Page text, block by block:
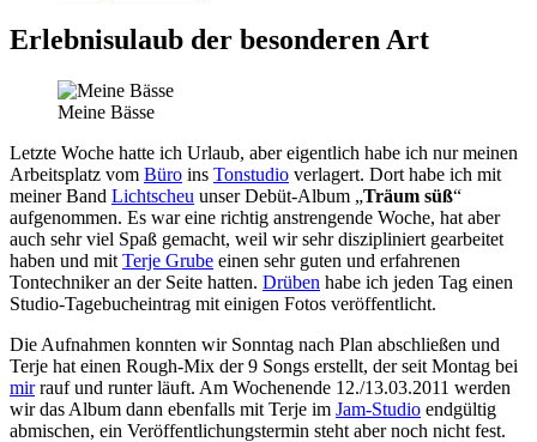
Erlebnisulaub der besonderen Art
Meine Bässe
Letzte Woche hatte ich Urlaub, aber eigentlich habe ich nur meinen
Arbeitsplatz vom Büro ins Tonstudio verlagert. Dort habe ich mit
meiner Band Lichtscheu unser Debüt-Album „Träum süß“
aufgenommen. Es war eine richtig anstrengende Woche, hat aber
auch sehr viel Spaß gemacht, weil wir sehr diszipliniert gearbeitet
haben und mit Terje Grube einen sehr guten und erfahrenen
Tontechniker an der Seite hatten. Drüben habe ich jeden Tag einen
Studio-Tagebucheintrag mit einigen Fotos veröffentlicht.
Die Aufnahmen konnten wir Sonntag nach Plan abschließen und
Terje hat einen Rough-Mix der 9 Songs erstellt, der seit Montag bei
mirrauf und runter läuft. Am Wochenende 12./13.03.2011 werden
wir das Album dann ebenfalls mit Terje im Jam-Studio endgültig
abmischen, ein Veröffentlichungstermin steht aber noch nicht fest.